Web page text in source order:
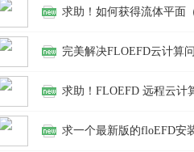
求助！如何获得流体平面
完美解决FLOEFD云计算问
求助！FLOEFD 远程云计
求一个最新版的floEFD安